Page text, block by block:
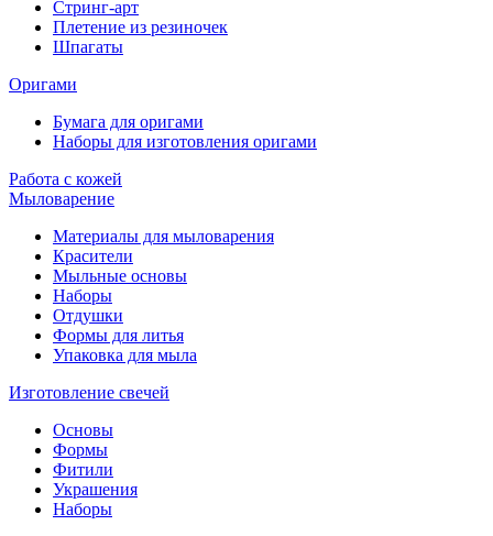
Стринг-арт
Плетение из резиночек
Шпагаты
Оригами
Бумага для оригами
Наборы для изготовления оригами
Работа с кожей
Мыловарение
Материалы для мыловарения
Красители
Мыльные основы
Наборы
Отдушки
Формы для литья
Упаковка для мыла
Изготовление свечей
Основы
Формы
Фитили
Украшения
Наборы